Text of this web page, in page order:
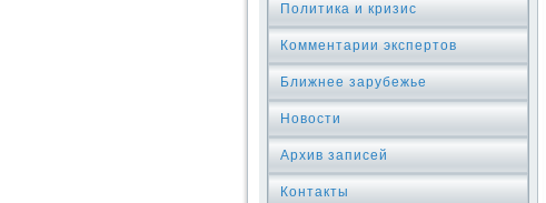
Политика и кризис
Комментарии экспертов
Ближнее зарубежье
Новости
Архив записей
Контакты